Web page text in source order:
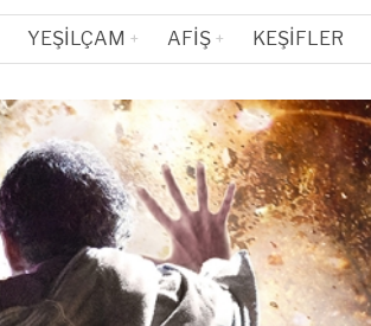
YEŞILÇAM AFIŞ KEŞIFLER